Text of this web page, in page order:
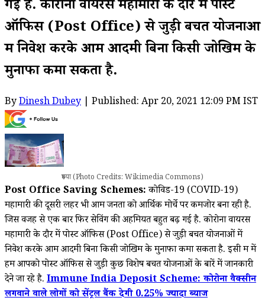
गई है. कोरोना वायरस महामारी के दौर में पोस्ट
ऑफिस (Post Office) से जुड़ी बचत योजनाओं
में निवेश करके आम आदमी बिना किसी जोखिम के
मुनाफा कमा सकता है.
ByDinesh Dubey | Published: Apr 20, 2021 12:09 PM IST
रुपया (Photo Credits: Wikimedia Commons)
Post Office Saving Schemes:कोविड-19 (COVID-19)
महामारी की दूसरी लहर भी आम जनता को आर्थिक मोर्चे पर कमजोर बना रही है.
जिस वजह से एक बार फिर सेविंग की अहमियत बहुत बढ़ गई है. कोरोना वायरस
महामारी के दौर में पोस्ट ऑफिस (Post Office) से जुड़ी बचत योजनाओं में
निवेश करके आम आदमी बिना किसी जोखिम के मुनाफा कमा सकता है. इसी क्रम में
हम आपको पोस्ट ऑफिस से जुड़ी कुछ विशेष बचत योजनाओं के बारें में जानकारी
देने जा रहे है. Immune India Deposit Scheme: कोरोना वैक्सीन
लगवाने वाले लोगों को सेंट्रल बैंक देगी 0.25% ज्यादा ब्याज